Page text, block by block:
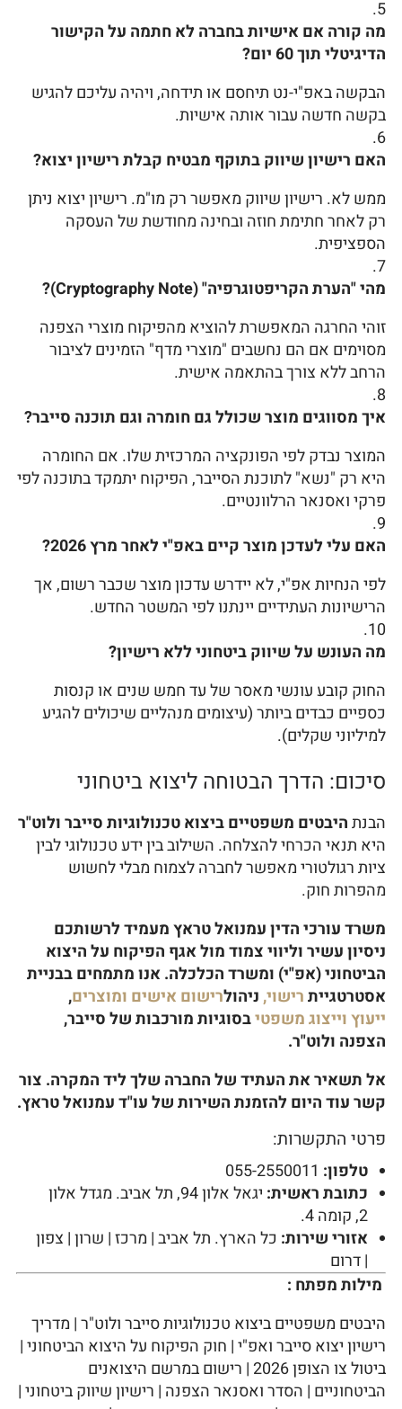
מה קורה אם אישיות בחברה לא חתמה על הקישור
הדיגיטלי תוך 60 יום?
הבקשה באפ"י-נט תיחסם או תידחה, ויהיה עליכם להגיש
בקשה חדשה עבור אותה אישיות.
האם רישיון שיווק בתוקף מבטיח קבלת רישיון יצוא?
ממש לא. רישיון שיווק מאפשר רק מו"מ. רישיון יצוא ניתן
רק לאחר חתימת חוזה ובחינה מחודשת של העסקה
הספציפית.
מהי "הערת הקריפטוגרפיה" (Cryptography Note)?
זוהי החרגה המאפשרת להוציא מהפיקוח מוצרי הצפנה
מסוימים אם הם נחשבים "מוצרי מדף" הזמינים לציבור
הרחב ללא צורך בהתאמה אישית.
איך מסווגים מוצר שכולל גם חומרה וגם תוכנה סייבר?
המוצר נבדק לפי הפונקציה המרכזית שלו. אם החומרה
היא רק "נשא" לתוכנת הסייבר, הפיקוח יתמקד בתוכנה לפי
פרקי ואסנאר הרלוונטיים.
האם עלי לעדכן מוצר קיים באפ"י לאחר מרץ 2026?
לפי הנחיות אפ"י, לא יידרש עדכון מוצר שכבר רשום, אך
הרישיונות העתידיים יינתנו לפי המשטר החדש.
מה העונש על שיווק ביטחוני ללא רישיון?
החוק קובע עונשי מאסר של עד חמש שנים או קנסות
כספיים כבדים ביותר (עיצומים מנהליים שיכולים להגיע
למיליוני שקלים).
סיכום: הדרך הבטוחה ליצוא ביטחוני
הבנתהיבטים משפטיים ביצוא טכנולוגיות סייבר ולוט"ר
היא תנאי הכרחי להצלחה. השילוב בין ידע טכנולוגי לבין
ציות רגולטורי מאפשר לחברה לצמוח מבלי לחשוש
מהפרות חוק.
משרד עורכי הדין עמנואל טראץ מעמיד לרשותכם
ניסיון עשיר וליווי צמוד מול אגף הפיקוח על היצוא
הביטחוני (אפ"י) ומשרד הכלכלה. אנו מתמחים בבניית
אסטרטגייתרישוי,ניהולרישום אישים ומוצרים,
ייעוץ וייצוג משפטיבסוגיות מורכבות של סייבר,
הצפנה ולוט"ר.
אל תשאיר את העתיד של החברה שלך ליד המקרה. צור
קשר עוד היום להזמנת השירות של עו"ד עמנואל טראץ.
פרטי התקשרות:
טלפון:
כתובת ראשית:
יגאל אלון 94, תל אביב. מגדל אלון
2, קומה 4.
אזורי שירות: כל הארץ. תל אביב | מרכז | שרון | צפון
| דרום
מילות מפתח :
היבטים משפטיים ביצוא טכנולוגיות סייבר ולוט"ר | מדריך
רישיון יצוא סייבר ואפ"י | חוק הפיקוח על היצוא הביטחוני |
ביטול צו הצופן 2026 | רישום במרשם היצואנים
הביטחוניים | הסדר ואסנאר הצפנה | רישיון שיווק ביטחוני |